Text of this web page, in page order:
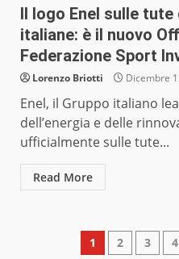
Il logo Enel sulle
italiane: è il nuovo
Federazione Sport
Lorenzo Briotti Dicembre
Enel, il Gruppo italiano
dell’energia e delle
ufficialmente sulle tute...
Read More
1 2 3 4